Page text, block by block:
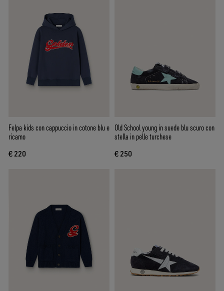
Felpa kids con cappuccio in cotone blu e
ricamo
€ 220
Old School young in suede blu scuro con
stella in pelle turchese
€ 250